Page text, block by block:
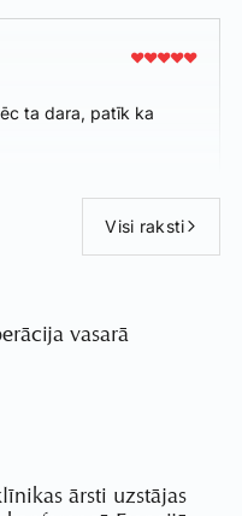
ta dara, patīk ka
Visi raksti
vasarā
ārsti uzstājas